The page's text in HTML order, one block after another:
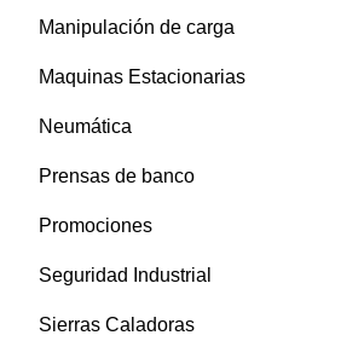
Manipulación de carga
Maquinas Estacionarias
Neumática
Prensas de banco
Promociones
Seguridad Industrial
Sierras Caladoras